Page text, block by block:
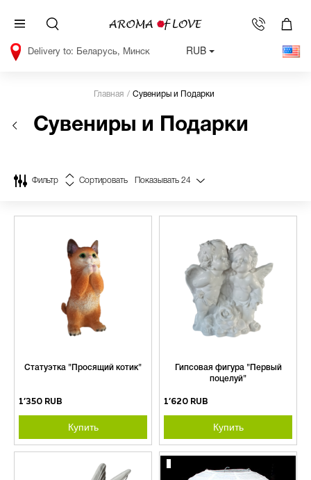
Беларусь, Минск RUB
Главная Сувениры и Подарки
Сувениры и Подарки
Фильтр Сортировать Показывать 24
Статуэтка "Просящий котик"
1’350 RUB
Купить
Гипсовая фигура "Первый
поцелуй"
1’620 RUB
Купить